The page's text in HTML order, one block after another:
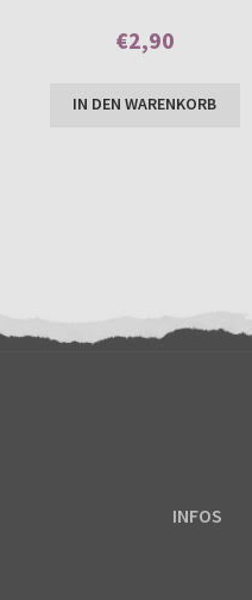
auf
ertungen
€2,90
IN DEN WARENKORB
INFOS